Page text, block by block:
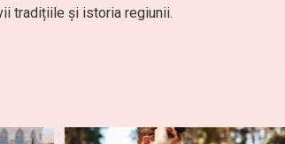
tradițiile și istoria regiunii.